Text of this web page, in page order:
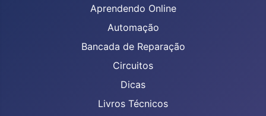
Aprendendo Online
Automação
Bancada de Reparação
Circuitos
Dicas
Livros Técnicos